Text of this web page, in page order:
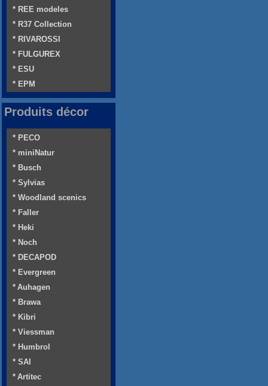
* REE modeles
* R37 Collection
* RIVAROSSI
* FULGUREX
* ESU
* EPM
Produits décor
* PECO
* miniNatur
* Busch
* Sylvias
* Woodland scenics
* Faller
* Heki
* Noch
* DECAPOD
* Evergreen
* Auhagen
* Brawa
* Kibri
* Viessman
* Humbrol
* SAI
* Artitec